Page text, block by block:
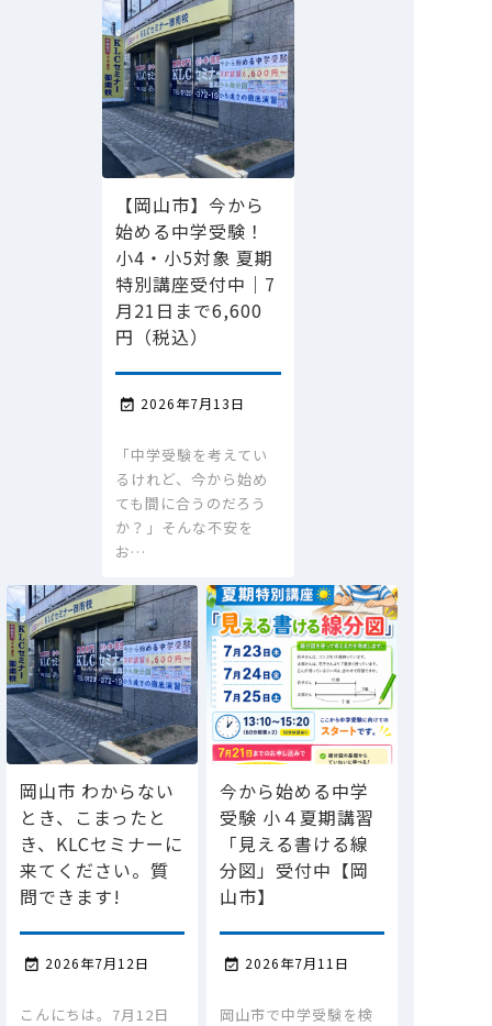
【岡山市】今から
始める中学受験！
小4・小5対象 夏期
特別講座受付中｜7
月21日まで6,600
円（税込）
 2026年7月13日
「中学受験を考えてい
るけれど、今から始め
ても間に合うのだろう
か？」そんな不安を
お…
岡山市 わからない
とき、こまったと
き、KLCセミナーに
来てください。質
問できます!
 2026年7月12日
こんにちは。7月12日
今から始める中学
受験 小４夏期講習
「見える書ける線
分図」受付中【岡
山市】
 2026年7月11日
岡山市で中学受験を検